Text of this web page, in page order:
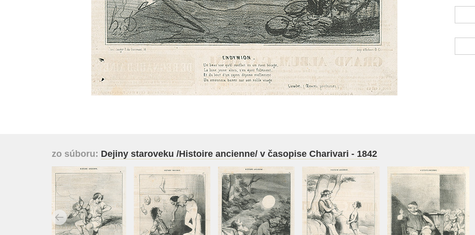
zo súboru: Dejiny staroveku /Histoire ancienne/ v časopise Charivari - 1842